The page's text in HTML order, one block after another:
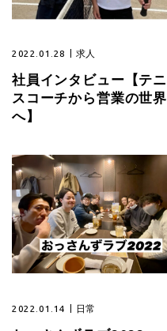
2022.01.28 求人
社員インタビュー【テニ
スコーチから営業の世界
へ】
2022.01.14 日常